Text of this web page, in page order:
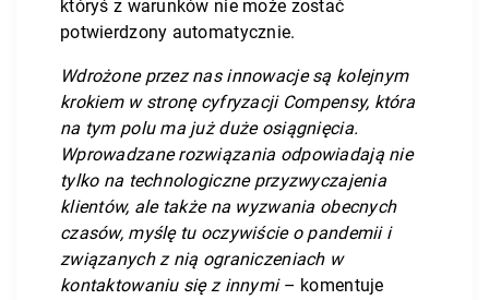
któryś z warunków nie może zostać
potwierdzony automatycznie.
Wdrożone przez nas innowacje są kolejnym
krokiem w stronę cyfryzacji Compensy, która
na tym polu ma już duże osiągnięcia.
Wprowadzane rozwiązania odpowiadają nie
tylko na technologiczne przyzwyczajenia
klientów, ale także na wyzwania obecnych
czasów, myślę tu oczywiście o pandemii i
związanych z nią ograniczeniach w
kontaktowaniu się z innymi – komentuje